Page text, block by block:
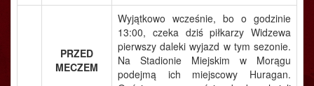
PRZED
MECZEM
Wyjątkowo wcześnie, bo o godzinie
13:00, czeka dziś piłkarzy Widzewa
pierwszy daleki wyjazd w tym sezonie.
Na Stadionie Miejskim w Morągu
podejmą ich miejscowy Huragan.